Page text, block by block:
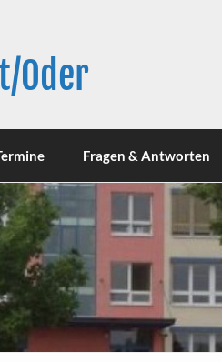
Oder
Fragen & Antworten